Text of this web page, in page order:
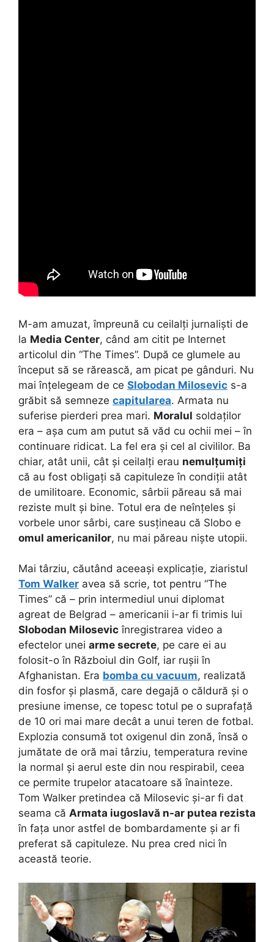
M-am amuzat, împreună cu ceilalți jurnaliști de
la Media Center, când am citit pe Internet
articolul din “The Times”. După ce glumele au
început să se rărească, am picat pe gânduri. Nu
mai înțelegeam de ce Slobodan Milosevic s-a
grăbit să semneze capitularea. Armata nu
suferise pierderi prea mari. Moralul soldaților
era – așa cum am putut să văd cu ochii mei – în
continuare ridicat. La fel era și cel al civililor. Ba
chiar, atât unii, cât și ceilalți erau nemulțumiți
că au fost obligați să capituleze în condiții atât
de umilitoare. Economic, sârbii păreau să mai
reziste mult și bine. Totul era de neînțeles și
vorbele unor sârbi, care susțineau că Slobo e
omul americanilor, nu mai păreau niște utopii.
Mai târziu, căutând aceeași explicație, ziaristul
Tom Walker avea să scrie, tot pentru “The
Times” că – prin intermediul unui diplomat
agreat de Belgrad – americanii i-ar fi trimis lui
Slobodan Milosevic înregistrarea video a
efectelor unei arme secrete, pe care ei au
folosit-o în Războiul din Golf, iar rușii în
Afghanistan. Era bomba cu vacuum, realizată
din fosfor și plasmă, care degajă o căldură și o
presiune imense, ce topesc totul pe o suprafață
de 10 ori mai mare decât a unui teren de fotbal.
Explozia consumă tot oxigenul din zonă, însă o
jumătate de oră mai târziu, temperatura revine
la normal și aerul este din nou respirabil, ceea
ce permite trupelor atacatoare să înainteze.
Tom Walker pretindea că Milosevic și-ar fi dat
seama că Armata iugoslavă n-ar putea rezista
în fața unor astfel de bombardamente și ar fi
preferat să capituleze. Nu prea cred nici în
această teorie.